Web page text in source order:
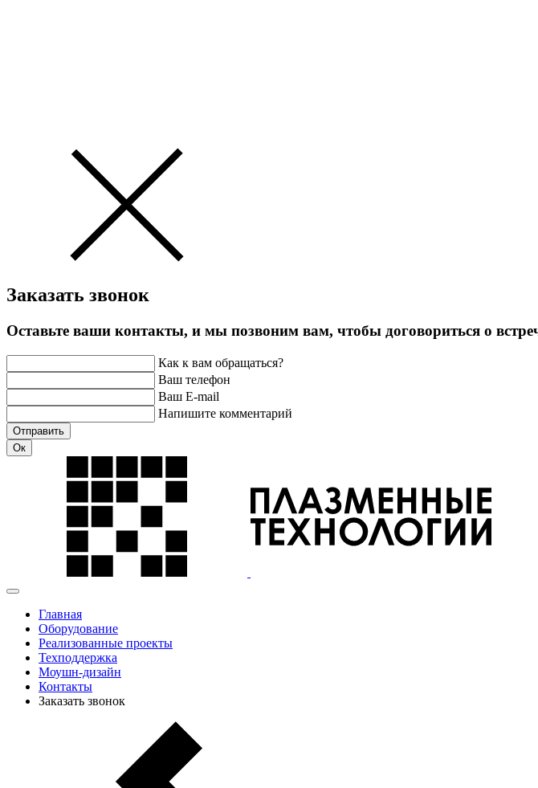
Заказать звонок
Оставьте ваши контакты, и мы позвоним вам, чтобы договориться о
Как к вам обращаться?
Ваш телефон
Ваш E-mail
Напишите комментарий
Отправить
Ок
Главная
Оборудование
Реализованные проекты
Техподдержка
Моушн-дизайн
Контакты
Заказать звонок